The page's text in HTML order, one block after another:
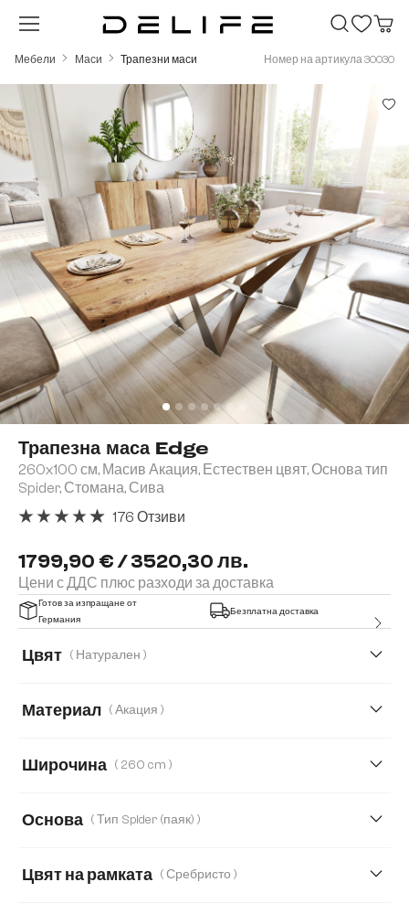
Преминете към основното съдържание
Мебели Маси Трапезни маси Номер на артикула 30030
Трапезна маса Edge
260x100 см, Масив Акация, Естествен цвят, Основа тип
Spider, Стомана, Сива
1799,90 € / 3520,30 лв.
Цени с ДДС плюс разходи за доставка
176 Отзиви
Готов за изпращане от
Германия
Безплатна доставка
Цвят ( Натурален )
Материал ( Акация )
Широчина ( 260 cm )
280 cm
Основа ( Тип Spider (паяк) )
Цвят на рамката ( Сребристо )
Пропуснете галерия с изображения